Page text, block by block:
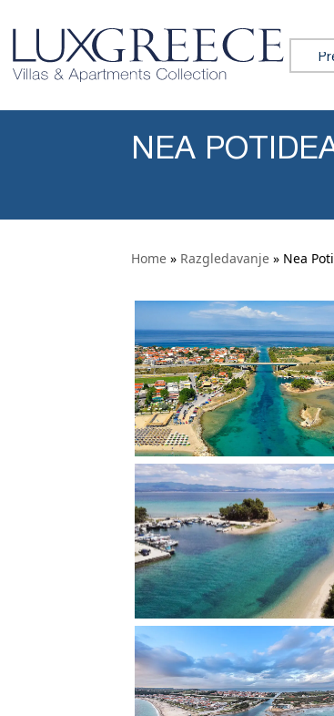
Tražiti:
NEA
Home » Razgledavanje » Nea